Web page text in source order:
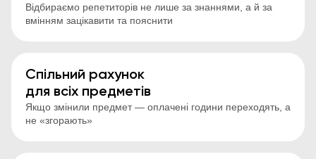
Відбираємо репетиторів не лише за знаннями, а й за
вмінням зацікавити та пояснити
Спільний рахунок
для всіх предметів
Якщо змінили предмет — оплачені години переходять, а
не «згорають»